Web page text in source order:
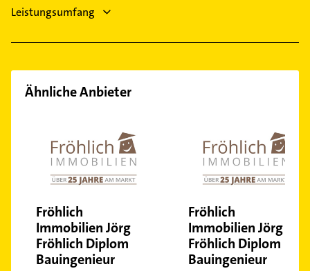
Leistungsumfang
Ähnliche Anbieter
Fröhlich
Immobilien Jörg
Fröhlich Diplom
Bauingenieur
Fröhlich
Immobilien Jörg
Fröhlich Diplom
Bauingenieur